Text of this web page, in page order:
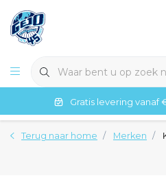
Gratis levering vanaf
Terug naar home Merken